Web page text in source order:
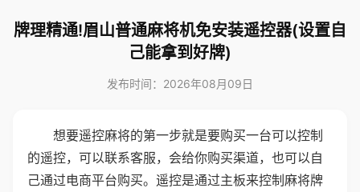
牌理精通!眉山普通麻将机免安装遥控器(设置自
己能拿到好牌)
发布时间：2026年08月09日
想要遥控麻将的第一步就是要购买一台可以控制
的遥控，可以联系客服，会给你购买渠道，也可以自
己通过电商平台购买。遥控是通过主板来控制麻将牌